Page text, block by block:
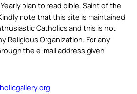
plan to read bible, Saint of the
note that this site is maintained
Catholics and this is not
Religious Organization. For any
the e-mail address given